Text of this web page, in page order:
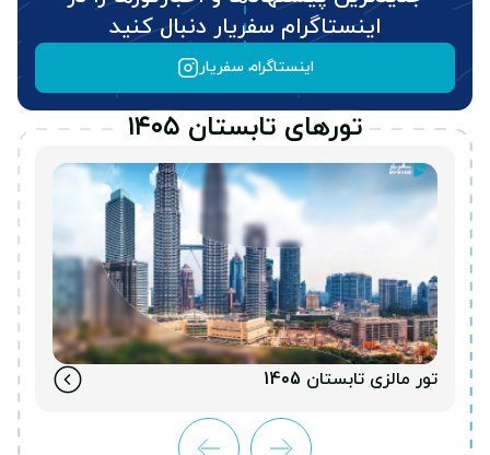
اینستاگرام سفریار دنبال کنید
اینستاگرام سفریار
تورهای تابستان ۱۴۰۵
تور مالزی تابستان 1405